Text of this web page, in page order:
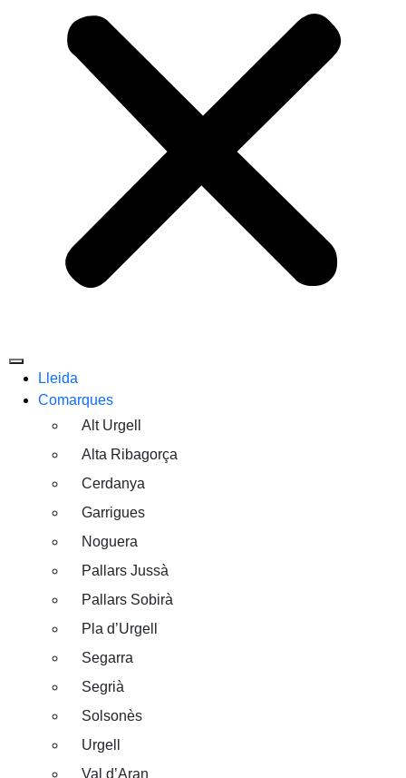
Lleida
Comarques
Alt Urgell
Alta Ribagorça
Cerdanya
Garrigues
Noguera
Pallars Jussà
Pallars Sobirà
Pla d’Urgell
Segarra
Segrià
Solsonès
Urgell
Val d’Aran